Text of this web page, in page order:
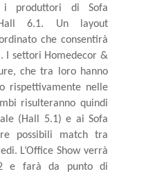
produttori di Sofa
6.1. Un layout
che consentirà
I settori Homedecor &
che tra loro hanno
rispettivamente nelle
risulteranno quindi
(Hall 5.1) e ai Sofa
possibili match tra
L’Office Show verrà
e farà da punto di